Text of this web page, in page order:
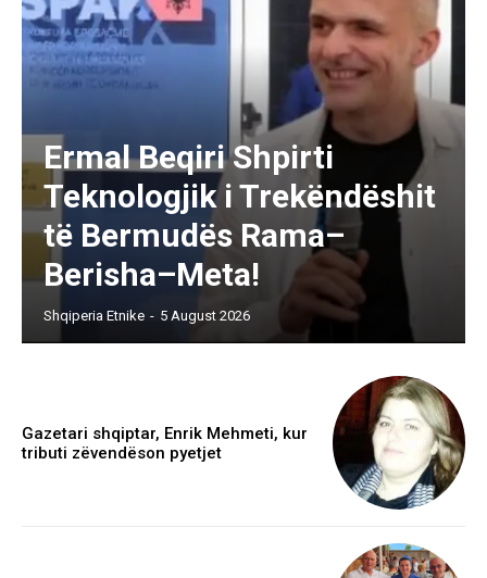
Ermal Beqiri Shpirti
Teknologjik i Trekëndëshit
të Bermudës Rama–
Berisha–Meta!
Shqiperia Etnike - 5 August 2026
Gazetari shqiptar, Enrik Mehmeti, kur
tributi zëvendëson pyetjet